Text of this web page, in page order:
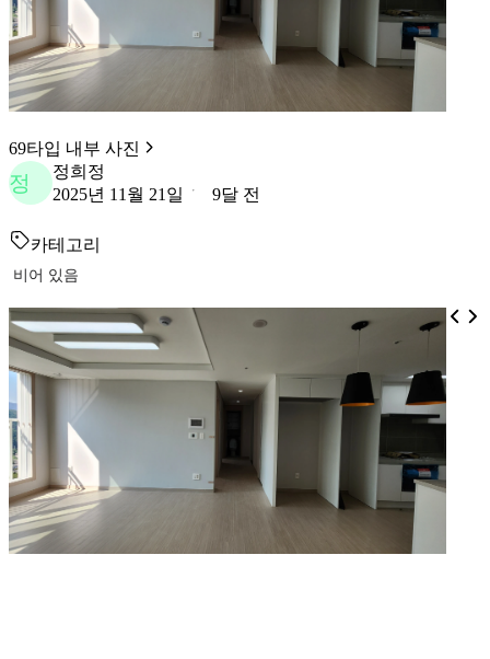
69타입 내부 사진
정
정희정
2025년 11월 21일
9달 전
카테고리
비어 있음